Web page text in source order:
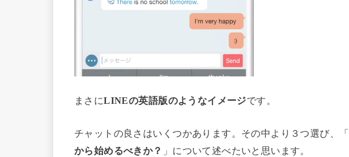
まさにLINEの英語版のようなイメージです。
チャットの良さはいくつかあります。その中より３つ選び、「
から始めるべきか？ 」について述べたいと思います。